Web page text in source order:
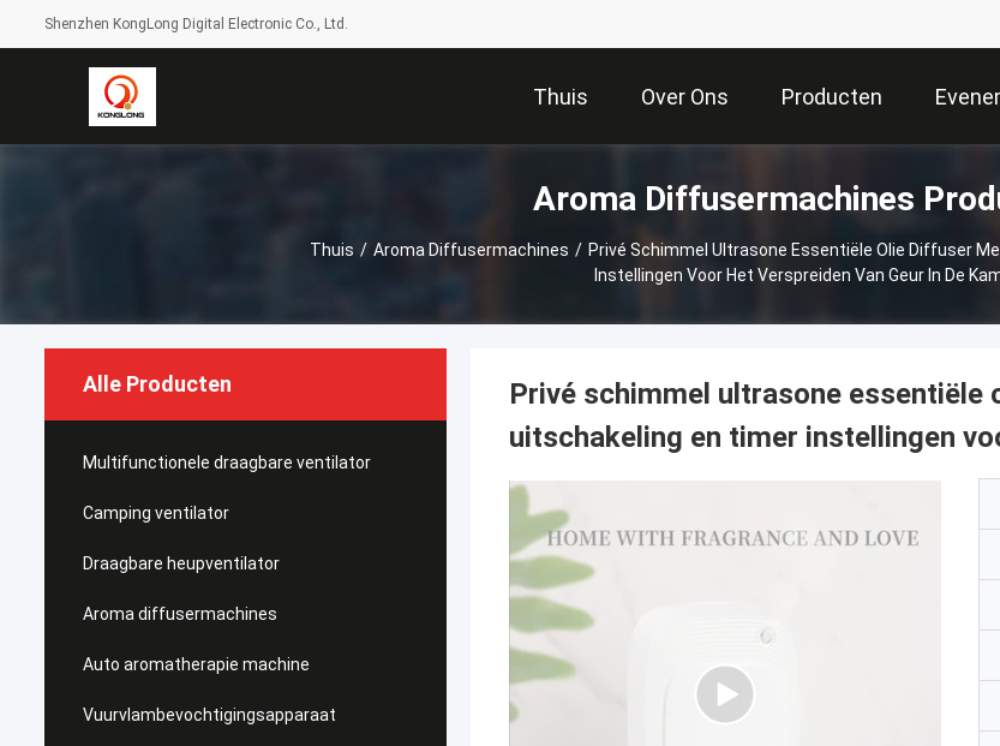
Shenzhen KongLong Digital Electronic Co., Ltd.
Thuis Over Ons Producten
Aroma Diffusermachines
Thuis / Aroma Diffusermachines / Privé Schimmel Ultrasone Essentiële Olie Diffuser
Instellingen Voor Het Verspreiden Van Geur In De
Alle Producten
Multifunctionele draagbare ventilator
Camping ventilator
Draagbare heupventilator
Aroma diffusermachines
Auto aromatherapie machine
Vuurvlambevochtigingsapparaat
Privé schimmel ultrasone
uitschakeling en timer instellingen